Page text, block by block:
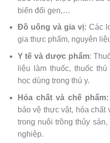
biến đổi gen,…
Đồ uống và gia vị: Các
gia thực phẩm, nguyên
Y tế và dược phẩm:
liệu làm thuốc, thuốc
học dùng trong thú y.
Hóa chất và chế phẩm:
bảo vệ thực vật, hóa chất
trong nuôi trồng thủy
nghiệp.